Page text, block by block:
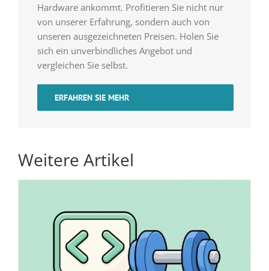
Hardware ankommt. Profitieren Sie nicht nur
von unserer Erfahrung, sondern auch von
unseren ausgezeichneten Preisen. Holen Sie
sich ein unverbindliches Angebot und
vergleichen Sie selbst.
ERFAHREN SIE MEHR
Weitere Artikel